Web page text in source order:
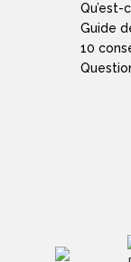
Qu’est-
Guide
10